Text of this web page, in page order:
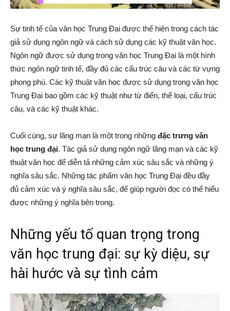
Sự tinh tế của văn học Trung Đại được thể hiện trong cách tác
giả sử dụng ngôn ngữ và cách sử dụng các kỹ thuật văn học.
Ngôn ngữ được sử dụng trong văn học Trung Đại là một hình
thức ngôn ngữ tinh tế, đầy đủ các cấu trúc câu và các từ vựng
phong phú. Các kỹ thuật văn học được sử dụng trong văn học
Trung Đại bao gồm các kỹ thuật như từ điển, thể loại, cấu trúc
câu, và các kỹ thuật khác.
Cuối cùng, sự lãng mạn là một trong những đặc trưng văn
học trung đại. Tác giả sử dụng ngôn ngữ lãng mạn và các kỹ
thuật văn học để diễn tả những cảm xúc sâu sắc và những ý
nghĩa sâu sắc. Những tác phẩm văn học Trung Đại đều đầy
đủ cảm xúc và ý nghĩa sâu sắc, để giúp người đọc có thể hiểu
được những ý nghĩa bên trong.
Những yếu tố quan trọng trong
văn học trung đại: sự kỳ diệu, sự
hài hước và sự tình cảm